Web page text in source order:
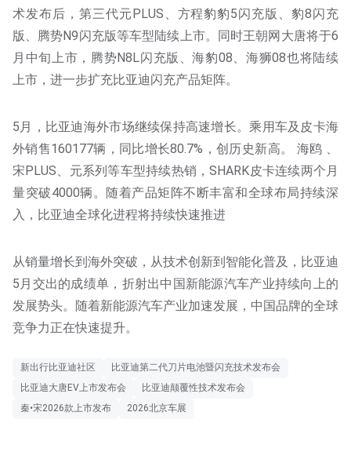
术发布后，第三代元PLUS、方程豹豹5闪充版、豹8闪充
版、腾势N9闪充版等车型陆续上市。同时王朝网大唐将于6
月中旬上市，腾势N8L闪充版、海豹08、海狮08也将陆续
上市，进一步扩充比亚迪闪充产品矩阵。
5月，比亚迪海外市场继续保持高速增长。乘用车及皮卡海
外销售160177辆，同比增长80.7%，创历史新高。 海鸥 、
宋PLUS、元系列等车型持续热销，SHARK皮卡连续两个月
量突破4000辆。随着产品矩阵不断丰富和全球布局持续深
入，比亚迪全球化进程将持续快速推进
从销量增长到海外突破，从技术创新到智能化普及，比亚迪
5月交出的成绩单，折射出中国新能源汽车产业持续向上的
发展势头。随着新能源汽车产业加速发展，中国品牌的全球
竞争力正在快速提升。
新出行比亚迪社区
比亚迪第二代刀片电池暨闪充技术发布会
比亚迪大唐EV上市发布会
比亚迪颠覆性技术发布会
秦•宋2026款上市发布
2026北京车展